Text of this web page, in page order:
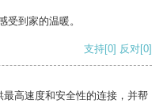
受到家的温暖。
支持[0] 反对[0]
高速度和安全性的连接，并帮